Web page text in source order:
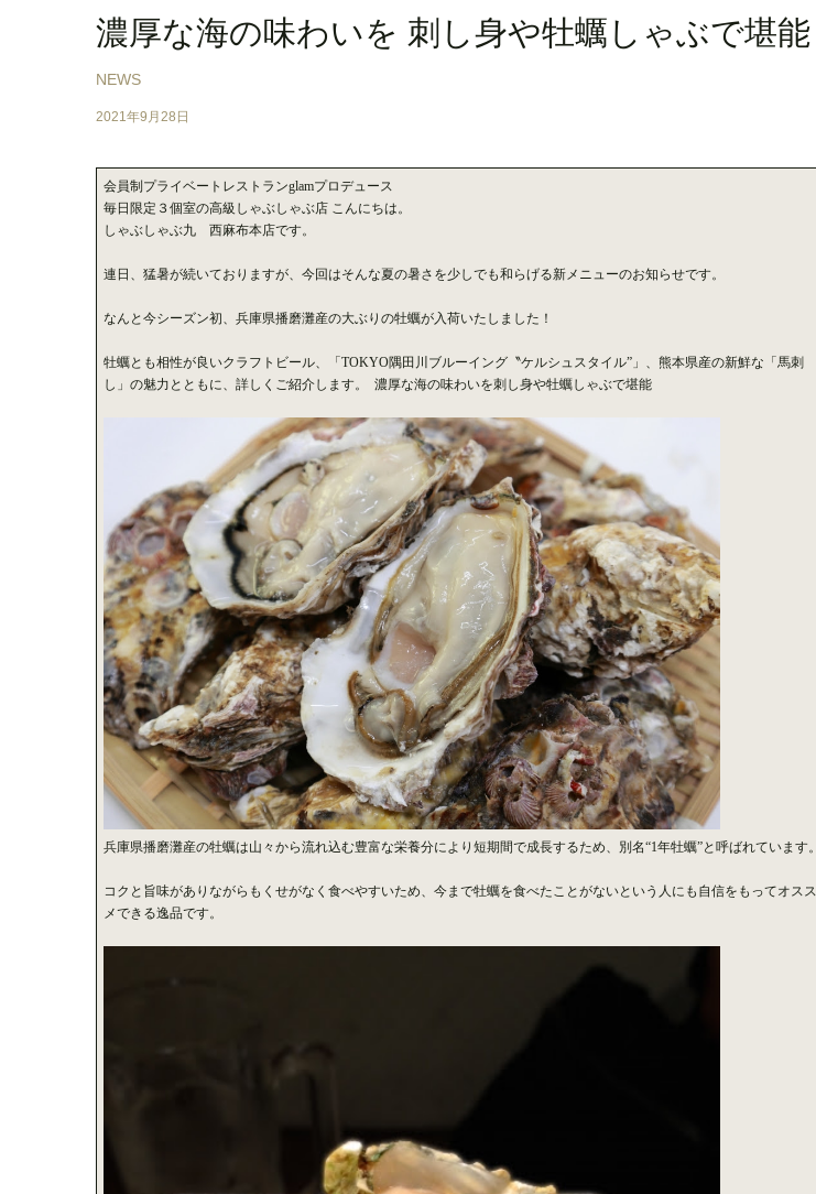
濃厚な海の味わいを 刺し身や牡蠣しゃぶで堪能
NEWS
2021年9月28日
会員制プライベートレストランglamプロデュース
毎日限定３個室の高級しゃぶしゃぶ店 こんにちは。
しゃぶしゃぶ九 西麻布本店です。
連日、猛暑が続いておりますが、今回はそんな夏の暑さを少しでも和らげる新メニューのお知らせです。
なんと今シーズン初、兵庫県播磨灘産の大ぶりの牡蠣が入荷いたしました！
牡蠣とも相性が良いクラフトビール、「TOKYO隅田川ブルーイング〝ケルシュスタイル”」、熊本県産の新鮮な「馬刺
し」の魅力とともに、詳しくご紹介します。 濃厚な海の味わいを刺し身や牡蠣しゃぶで堪能
兵庫県播磨灘産の牡蠣は山々から流れ込む豊富な栄養分により短期間で成長するため、別名“1年牡蠣”と呼ばれています。
コクと旨味がありながらもくせがなく食べやすいため、今まで牡蠣を食べたことがないという人にも自信をもってオスス
メできる逸品です。